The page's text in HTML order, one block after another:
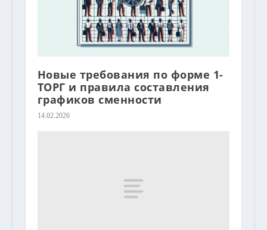
Новые требования по форме 1-
ТОРГ и правила составления
графиков сменности
14.02.2026